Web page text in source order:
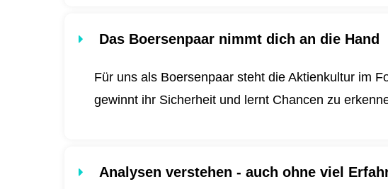
Das Boersenpaar nimmt dich an die Hand
Für uns als Boersenpaar steht die Aktienkultur im
gewinnt ihr Sicherheit und lernt Chancen zu
Analysen verstehen - auch ohne viel